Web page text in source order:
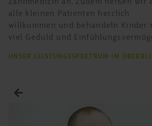
Zahnmedizin an. Zudem heißen wir
alle kleinen Patienten herzlich
willkommen und behandeln Kinder
viel Geduld und
UNSER LEISTUNGSSPEKTRUM IM